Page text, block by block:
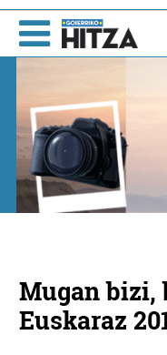
Mugan bizi,
Euskaraz